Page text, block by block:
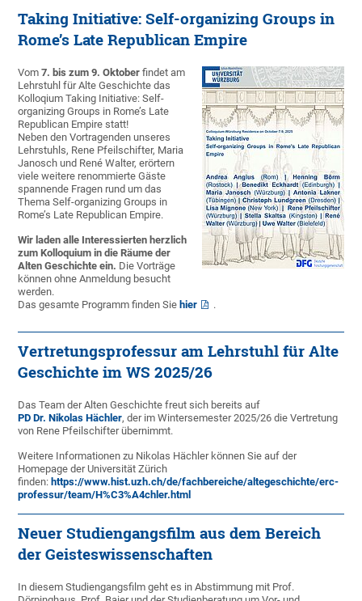
Taking Initiative: Self-organizing Groups in
Rome’s Late Republican Empire
Vom 7. bis zum 9. Oktoberfindet am
Lehrstuhl für Alte Geschichte das
Kolloqium Taking Initiative: Self-
organizing Groups in Rome’s Late
Republican Empire statt!
Neben den Vortragenden unseres
Lehrstuhls, Rene Pfeilschifter, Maria
Janosch und René Walter, erörtern
viele weitere renommierte Gäste
spannende Fragen rund um das
Thema Self-organizing Groups in
Rome’s Late Republican Empire.
Wir laden alle Interessierten herzlich
zum Kolloquium in die Räume der
Alten Geschichte ein. Die Vorträge
können ohne Anmeldung besucht
werden.
Das gesamte Programm finden Sie hier .
Vertretungsprofessur am Lehrstuhl für Alte
Geschichte im WS 2025/26
Das Team der Alten Geschichte freut sich bereits auf
PD Dr. Nikolas Hächler, der im Wintersemester 2025/26 die Vertretung
von Rene Pfeilschifter übernimmt.
Weitere Informationen zu Nikolas Hächler können Sie auf der
Homepage der Universität Zürich
finden: https://www.hist.uzh.ch/de/fachbereiche/altegeschichte/erc-
professur/team/H%C3%A4chler.html
Neuer Studiengangsfilm aus dem Bereich
der Geisteswissenschaften
In diesem Studiengangsfilm geht es in Abstimmung mit Prof.